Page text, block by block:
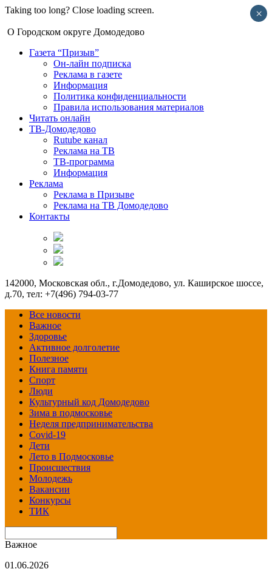
Taking too long? Close loading screen.
О Городском округе Домодедово
Газета “Призыв”
Он-лайн подписка
Реклама в газете
Информация
Политика конфиденциальности
Правила использования материалов
Читать онлайн
ТВ-Домодедово
Rutube канал
Реклама на ТВ
ТВ-программа
Информация
Реклама
Реклама в Призыве
Реклама на ТВ Домодедово
Контакты
142000, Московская обл., г.Домодедово, ул. Каширское шоссе,
д.70, тел: +7(496) 794-03-77
Все новости
Важное
Здоровье
Активное долголетие
Полезное
Книга памяти
Спорт
Люди
Культурный код Домодедово
Зима в подмосковье
Неделя предпринимательства
Covid-19
Дети
Лето в Подмосковье
Происшествия
Молодежь
Вакансии
Конкурсы
ТИК
Важное
01.06.2026
×